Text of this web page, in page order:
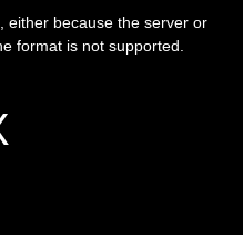
either because the server or
format is not supported.